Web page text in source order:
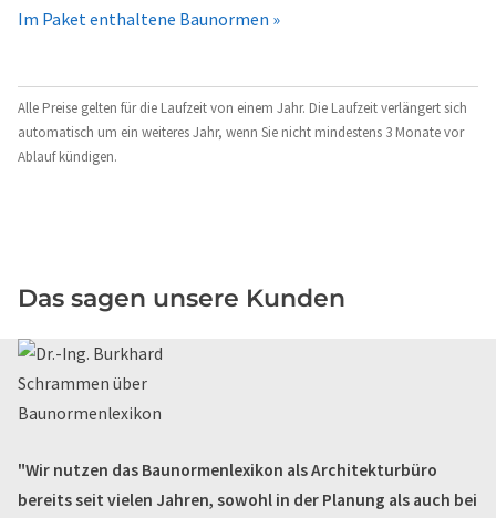
Im Paket enthaltene Baunormen »
Alle Preise gelten für die Laufzeit von einem Jahr. Die Laufzeit verlängert sich
automatisch um ein weiteres Jahr, wenn Sie nicht mindestens 3 Monate vor
Ablauf kündigen.
Das sagen unsere Kunden
"Wir nutzen das Baunormenlexikon als Architekturbüro
bereits seit vielen Jahren, sowohl in der Planung als auch bei